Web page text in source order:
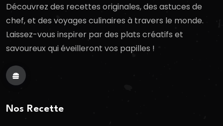
Découvrez des recettes originales, des astuces de
chef, et des voyages culinaires à travers le monde.
Laissez-vous inspirer par des plats créatifs et
savoureux qui éveilleront vos papilles !
Nos Recette